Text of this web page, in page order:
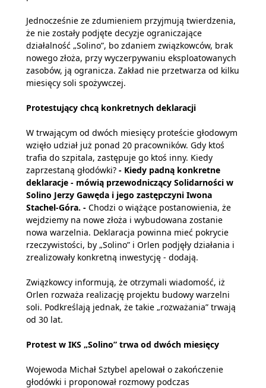
Jednocześnie ze zdumieniem przyjmują twierdzenia,
że nie zostały podjęte decyzje ograniczające
działalność „Solino”, bo zdaniem związkowców, brak
nowego złoża, przy wyczerpywaniu eksploatowanych
zasobów, ją ogranicza. Zakład nie przetwarza od kilku
miesięcy soli spożywczej.
Protestujący chcą konkretnych deklaracji
W trwającym od dwóch miesięcy proteście głodowym
wzięło udział już ponad 20 pracowników. Gdy ktoś
trafia do szpitala, zastępuje go ktoś inny. Kiedy
zaprzestaną głodówki? - Kiedy padną konkretne
deklaracje - mówią przewodniczący Solidarności w
Solino Jerzy Gawęda i jego zastępczyni Iwona
Stachel-Góra. - Chodzi o wiążące postanowienia, że
wejdziemy na nowe złoża i wybudowana zostanie
nowa warzelnia. Deklaracja powinna mieć pokrycie
rzeczywistości, by „Solino” i Orlen podjęły działania i
zrealizowały konkretną inwestycję - dodają.
Związkowcy informują, że otrzymali wiadomość, iż
Orlen rozważa realizację projektu budowy warzelni
soli. Podkreślają jednak, że takie „rozważania” trwają
od 30 lat.
Protest w IKS „Solino” trwa od dwóch miesięcy
Wojewoda Michał Sztybel apelował o zakończenie
głodówki i proponował rozmowy podczas